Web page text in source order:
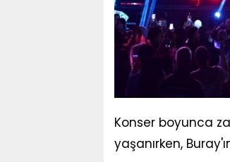
Konser boyunca
yaşanırken,